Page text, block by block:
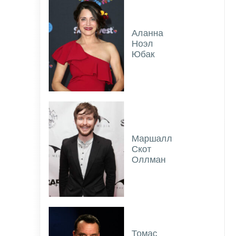
Аланна
Ноэл
Юбак
Маршалл
Скот
Оллман
Томас